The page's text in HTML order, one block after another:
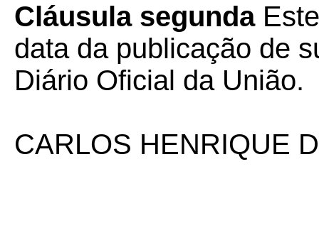
Cláusula segunda
data da publicação de
Diário Oficial da União.
CARLOS HENRIQUE